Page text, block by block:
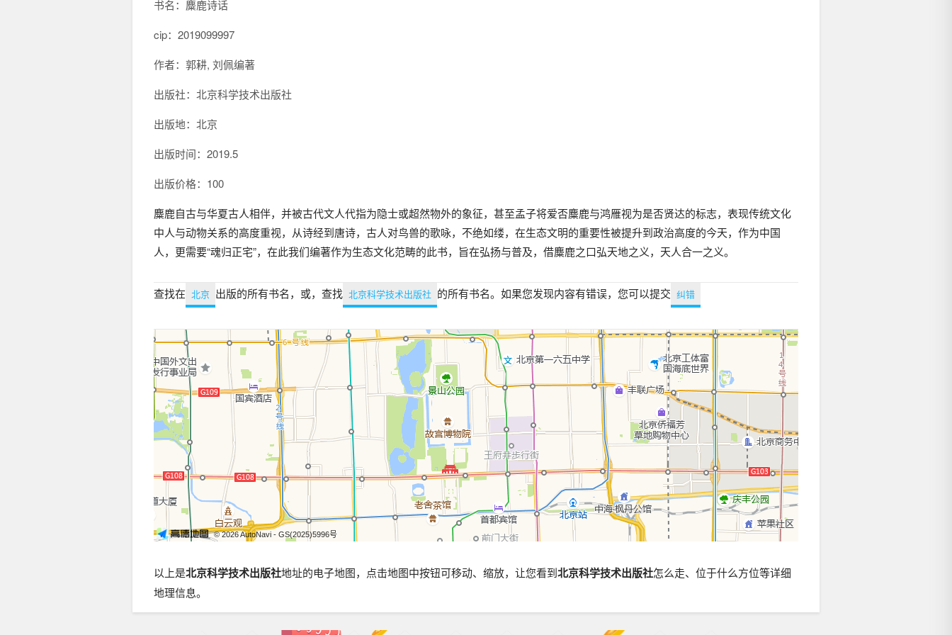
书名：麋鹿诗话
cip： 2019099997
作者：郭耕, 刘佩编著
出版社：北京科学技术出版社
出版地：北京
出版时间：2019.5
出版价格：100
麋鹿自古与华夏古人相伴，并被古代文人代指为隐士或超然物外的象征，甚至孟子将爱否麋鹿与鸿雁视为是否贤达的标志，表现传统文化
中人与动物关系的高度重视，从诗经到唐诗，古人对鸟兽的歌咏，不绝如缕，在生态文明的重要性被提升到政治高度的今天，作为中国
人，更需要“魂归正宅”，在此我们编著作为生态文化范畴的此书，旨在弘扬与普及，借麋鹿之口弘天地之义，天人合一之义。
查找在 北京 出版的所有书名，或，查找 北京科学技术出版社 的所有书名。如果您发现内容有错误，您可以提交 纠错
© 2026 AutoNavi - GS(2025)5996号
以上是北京科学技术出版社地址的电子地图，点击地图中按钮可移动、缩放，让您看到北京科学技术出版社怎么走、位于什么方位等详细
地理信息。